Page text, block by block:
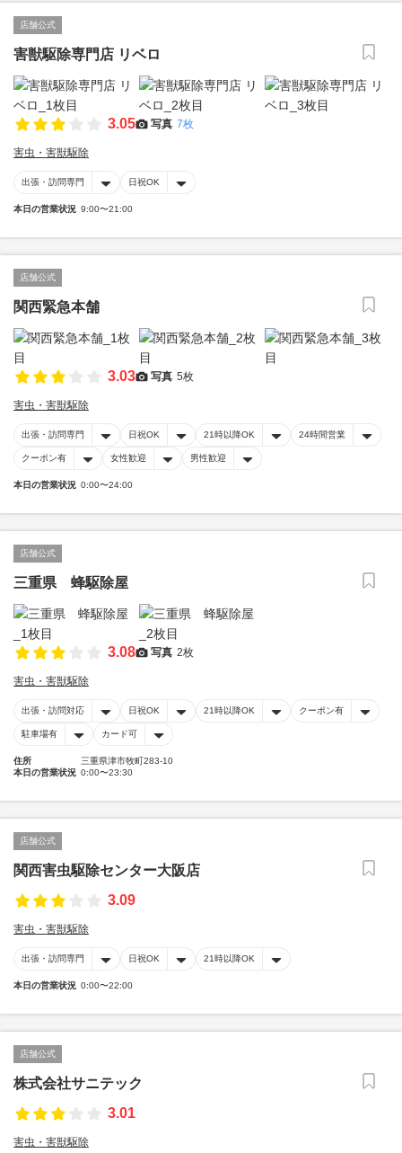
店舗公式
害獣駆除専門店 リベロ
3.05 写真 7枚
害虫・害獣駆除
出張・訪問専門 日祝OK
本日の営業状況 9:00〜21:00
店舗公式
関西緊急本舗
3.03 写真 5枚
害虫・害獣駆除
出張・訪問専門 日祝OK 21時以降OK 24時間営業
クーポン有 女性歓迎 男性歓迎
本日の営業状況 0:00〜24:00
店舗公式
三重県 蜂駆除屋
3.08 写真 2枚
害虫・害獣駆除
出張・訪問対応 日祝OK 21時以降OK クーポン有
駐車場有 カード可
住所
三重県津市牧町283-10
本日の営業状況 0:00〜23:30
店舗公式
関西害虫駆除センター大阪店
3.09
害虫・害獣駆除
出張・訪問専門 日祝OK 21時以降OK
本日の営業状況 0:00〜22:00
店舗公式
株式会社サニテック
3.01
害虫・害獣駆除